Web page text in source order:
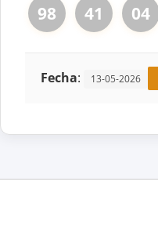
98 41 04
Fecha: 13-05-2026